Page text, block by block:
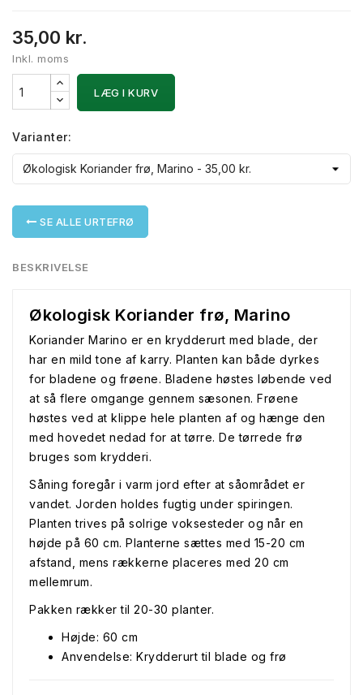
35,00 kr.
Inkl. moms
LÆG I KURV
Varianter:
SE ALLE URTEFRØ
BESKRIVELSE
Økologisk Koriander frø, Marino
Koriander Marino er en krydderurt med blade, der
har en mild tone af karry. Planten kan både dyrkes
for bladene og frøene. Bladene høstes løbende ved
at så flere omgange gennem sæsonen. Frøene
høstes ved at klippe hele planten af og hænge den
med hovedet nedad for at tørre. De tørrede frø
bruges som krydderi.
Såning foregår i varm jord efter at såområdet er
vandet. Jorden holdes fugtig under spiringen.
Planten trives på solrige voksesteder og når en
højde på 60 cm. Planterne sættes med 15-20 cm
afstand, mens rækkerne placeres med 20 cm
mellemrum.
Pakken rækker til 20-30 planter.
Højde: 60 cm
Anvendelse: Krydderurt til blade og frø